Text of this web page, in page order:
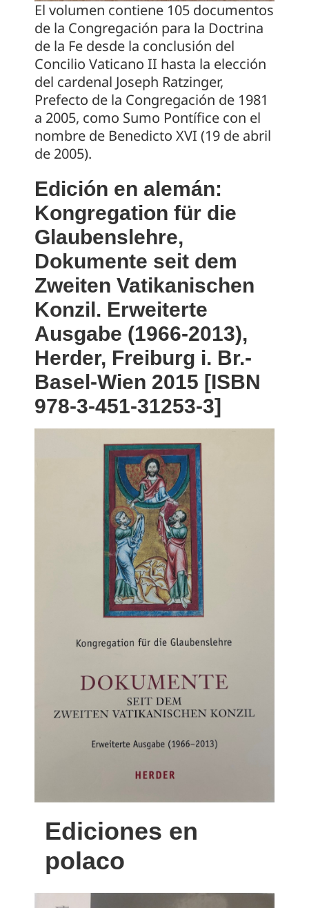
El volumen contiene 105 documentos
de la Congregación para la Doctrina
de la Fe desde la conclusión del
Concilio Vaticano II hasta la elección
del cardenal Joseph Ratzinger,
Prefecto de la Congregación de 1981
a 2005, como Sumo Pontífice con el
nombre de Benedicto XVI (19 de abril
de 2005).
Edición en alemán:
Kongregation für die
Glaubenslehre,
Dokumente seit dem
Zweiten Vatikanischen
Konzil. Erweiterte
Ausgabe (1966-2013),
Herder, Freiburg i. Br.-
Basel-Wien 2015 [ISBN
978-3-451-31253-3]
Ediciones en
polaco